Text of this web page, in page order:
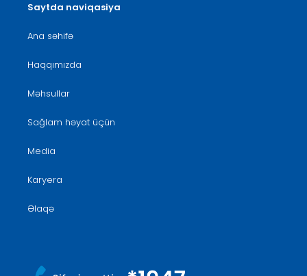
Saytda naviqasiya
Ana səhifə
Haqqımızda
Məhsullar
Sağlam həyat üçün
Media
Karyera
Əlaqə